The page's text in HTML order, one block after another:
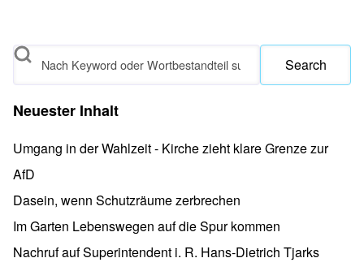
Search
Neuester Inhalt
Umgang in der Wahlzeit - Kirche zieht klare Grenze zur
AfD
Dasein, wenn Schutzräume zerbrechen
Im Garten Lebenswegen auf die Spur kommen
Nachruf auf Superintendent i. R. Hans-Dietrich Tjarks